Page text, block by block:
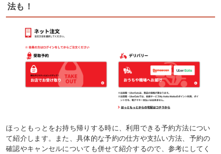
法も！
ほっともっとをお持ち帰りする時に、利用できる予約方法につい
て紹介します。また、具体的な予約の仕方や支払い方法、予約の
確認やキャンセルについても併せて紹介するので、参考にしてく